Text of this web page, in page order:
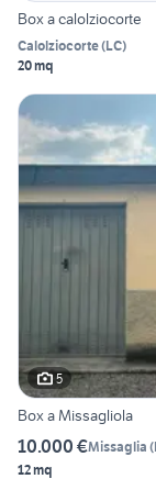
Box a calolziocorte
Calolziocorte(LC)
20 mq
5
Box a Missagliola
10.000 €Missaglia (
12 mq